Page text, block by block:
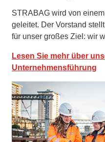
STRABAG wird von
geleitet. Der Vorstand
für unser großes Ziel: wir
Lesen Sie mehr über
Unternehmensführung